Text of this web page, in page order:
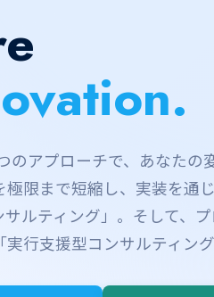
のアプローチで、あなたの
極限まで短縮し、実装を通
サルティング」。そして、
行支援型コンサルティング